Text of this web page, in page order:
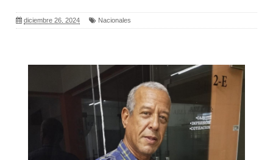
diciembre 26, 2024 Nacionales